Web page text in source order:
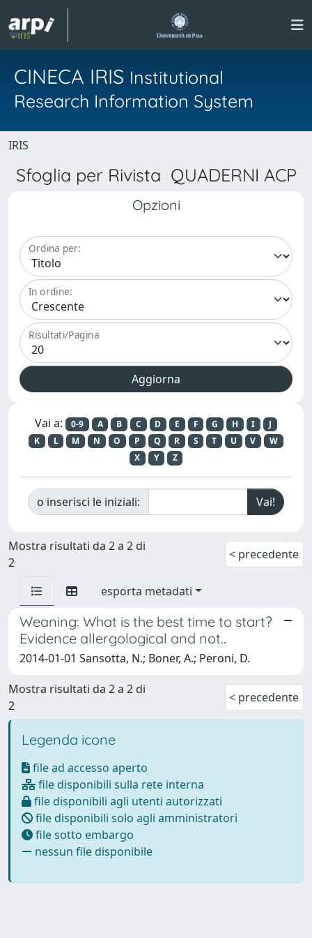
CINECA IRIS Institutional
Research Information System
IRIS
Sfoglia per Rivista QUADERNI ACP
Opzioni
Ordina per:
In ordine:
Risultati/Pagina
Vai a: 0-9 A B C D E F G H I
J
K
L M N O P Q R S T U V
W
X
Y Z
o inserisci le iniziali:
Mostra risultati da 2 a 2 di
2
< precedente
esporta metadati
Weaning: What is the best time to start?
Evidence allergological and not..
2014-01-01 Sansotta, N.; Boner, A.; Peroni, D.
Mostra risultati da 2 a 2 di
2
< precedente
Legenda icone
file ad accesso aperto
file disponibili sulla rete interna
file disponibili agli utenti autorizzati
file disponibili solo agli amministratori
file sotto embargo
nessun file disponibile